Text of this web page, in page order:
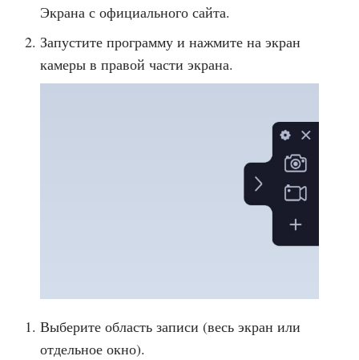
Экрана с официального сайта.
Запустите программу и нажмите на экран
камеры в правой части экрана.
Выберите область записи (весь экран или
отдельное окно).